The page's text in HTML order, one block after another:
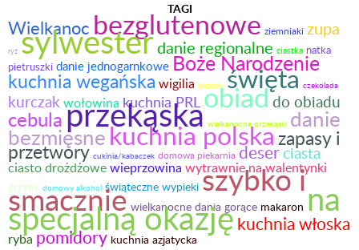
TAGI
Wielkanoc bezglutenowe ziemniaki zupa
ryż sylwesterdanie regionalne ciastka natka
pietruszki danie jednogarnkowe Boże Narodzenie
kuchnia wegańska wigilia kiszonki święta czekolada
kurczakwołowina kuchnia PRLobiaddo obiadu
cebulaprzekąska wielkanocne przekąski danie
bezmięsnekuchnia polskazapasy i
przetwory cukinia/kabaczek domowa piekarnia deserciasta
ciasto drożdżowewieprzowina wytrawnie na walentynki
grzyby domowy alkohol świąteczne wypieki szybko i
smacznie wielkanocne dania gorące makaron na
specjalną okazjękuchnia włoska
ryba pomidory kuchnia azjatycka